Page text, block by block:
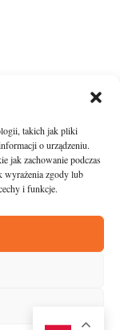
takich jak pliki
o urządzeniu.
jak zachowanie podczas
wyrażenia zgody lub
i funkcje.